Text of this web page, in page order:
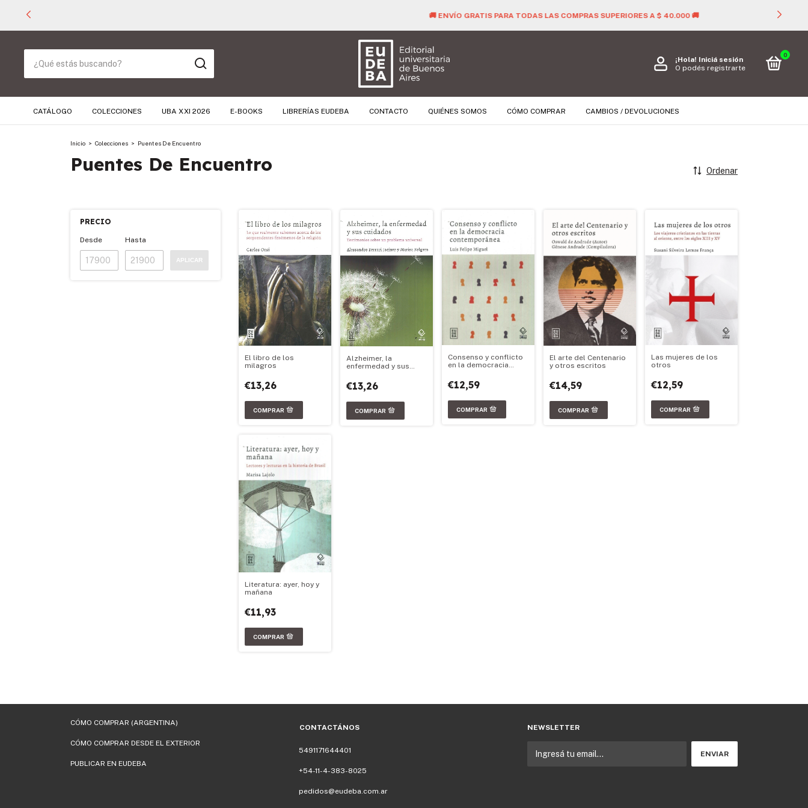
🚚 ENVÍO GRATIS PARA TODAS LAS COMPRAS SUPERIORES A $ 40.000 🚚
¡Hola! Iniciá sesión
O podés registrarte
0
CATÁLOGO COLECCIONES UBA XXI 2026 E-BOOKS LIBRERÍAS EUDEBA CONTACTO QUIÉNES SOMOS CÓMO COMPRAR CAMBIOS / DEVOLUCIONES
Inicio > Colecciones > Puentes De Encuentro
Puentes De Encuentro Ordenar
PRECIO
Desde Hasta
APLICAR
El libro de los
milagros
€13,26
Alzheimer, la
enfermedad y sus
€13,26
Consenso y conflicto
en la democracia
€12,59
El arte del Centenario
y otros escritos
€14,59
Las mujeres de los
otros
€12,59
Literatura: ayer, hoy y
mañana
€11,93
CÓMO COMPRAR (ARGENTINA)
CÓMO COMPRAR DESDE EL EXTERIOR
PUBLICAR EN EUDEBA
CONTACTÁNOS
5491171644401
+54-11-4-383-8025
pedidos@eudeba.com.ar
NEWSLETTER